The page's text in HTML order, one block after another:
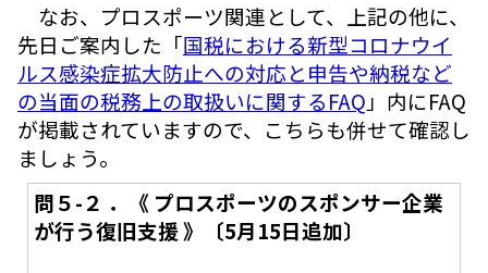
なお、プロスポーツ関連として、上記の他に、
先日ご案内した「国税における新型コロナウイ
ルス感染症拡大防止への対応と申告や納税など
の当面の税務上の取扱いに関するFAQ 」内にFAQ
が掲載されていますので、こちらも併せて確認し
ましょう。
問５-２ ．《 プロスポーツのスポンサー企業
が行う復旧支援 》〔5月15日追加〕